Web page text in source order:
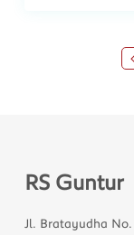
RS Guntur
Jl. Bratayudha